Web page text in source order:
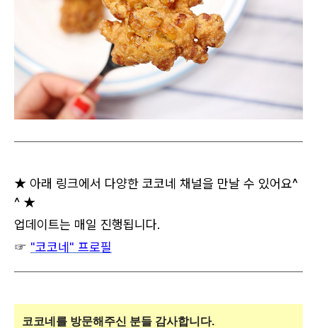
★ 아래 링크에서 다양한 코코네 채널을 만날 수 있어요^
^ ★
업데이트는 매일 진행됩니다.
☞ "코코네" 프로필
코코네를 방문해주신 분들 감사합니다.